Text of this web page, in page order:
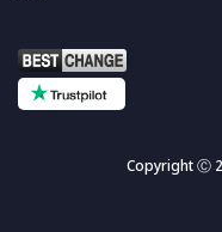
Copyright Ⓒ